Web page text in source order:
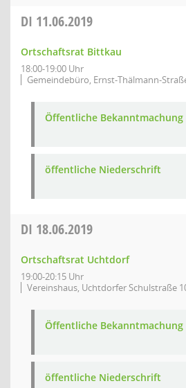
DI 11.06.2019
Ortschaftsrat Bittkau
18:00-19:00 Uhr
Gemeindebüro, Ernst-Thälmann-
Öffentliche Bekanntmachung
öffentliche Niederschrift
DI 18.06.2019
Ortschaftsrat Uchtdorf
19:00-20:15 Uhr
Vereinshaus, Uchtdorfer Schulstraße
Öffentliche Bekanntmachung
öffentliche Niederschrift